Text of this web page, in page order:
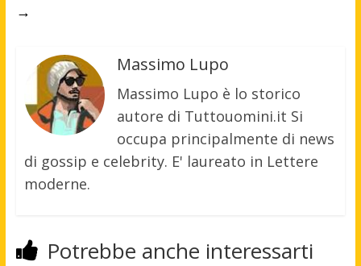
→
Massimo Lupo
Massimo Lupo è lo storico
autore di Tuttouomini.it Si
occupa principalmente di news
di gossip e celebrity. E' laureato in Lettere
moderne.
Potrebbe anche interessarti